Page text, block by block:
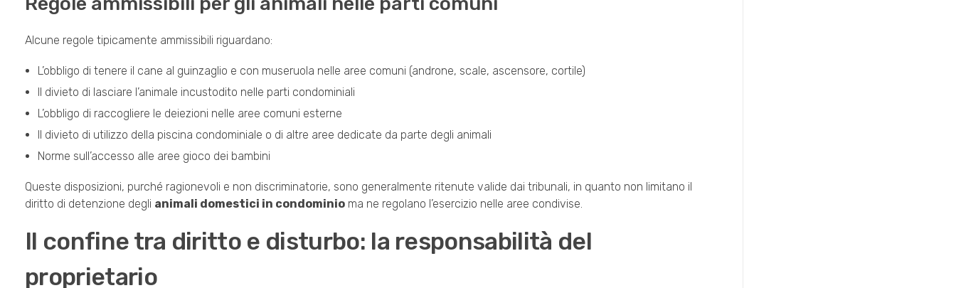
Alcune regole tipicamente ammissibili riguardano:
L’obbligo di tenere il cane al guinzaglio e con museruola nelle aree comuni (androne, scale, ascensore, cortile)
Il divieto di lasciare l’animale incustodito nelle parti condominiali
L’obbligo di raccogliere le deiezioni nelle aree comuni esterne
Il divieto di utilizzo della piscina condominiale o di altre aree dedicate da parte degli animali
Norme sull’accesso alle aree gioco dei bambini
Queste disposizioni, purché ragionevoli e non discriminatorie, sono generalmente ritenute valide dai tribunali, in quanto non limitano il
diritto di detenzione degli animali domestici in condominio ma ne regolano l’esercizio nelle aree condivise.
Il confine tra diritto e disturbo: la responsabilità del
proprietario